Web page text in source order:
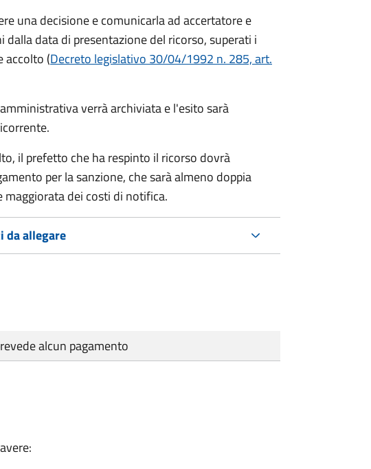
una decisione e comunicarla ad accertatore e
data di presentazione del ricorso, superati i
accolto (Decreto legislativo 30/04/1992 n. 285, art.
verrà archiviata e l'esito sarà
il prefetto che ha respinto il ricorso dovrà
per la sanzione, che sarà almeno doppia
dei costi di notifica.
da allegare
alcun pagamento